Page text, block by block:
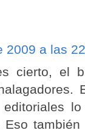
2009 a las
cierto, el